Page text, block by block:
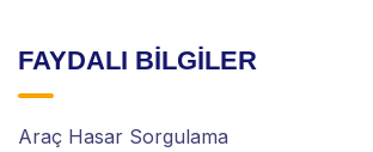
FAYDALI BİLGİLER
Araç Hasar Sorgulama